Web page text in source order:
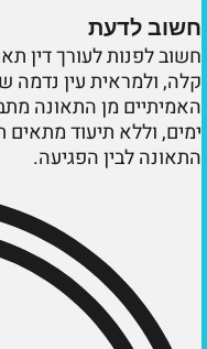
חשוב לדעת
חשוב לפנות לעורך דין
קלה, ולמראית עין נדמה
האמיתיים מן התאונה
ימים, וללא תיעוד
התאונה לבין הפגיעה.